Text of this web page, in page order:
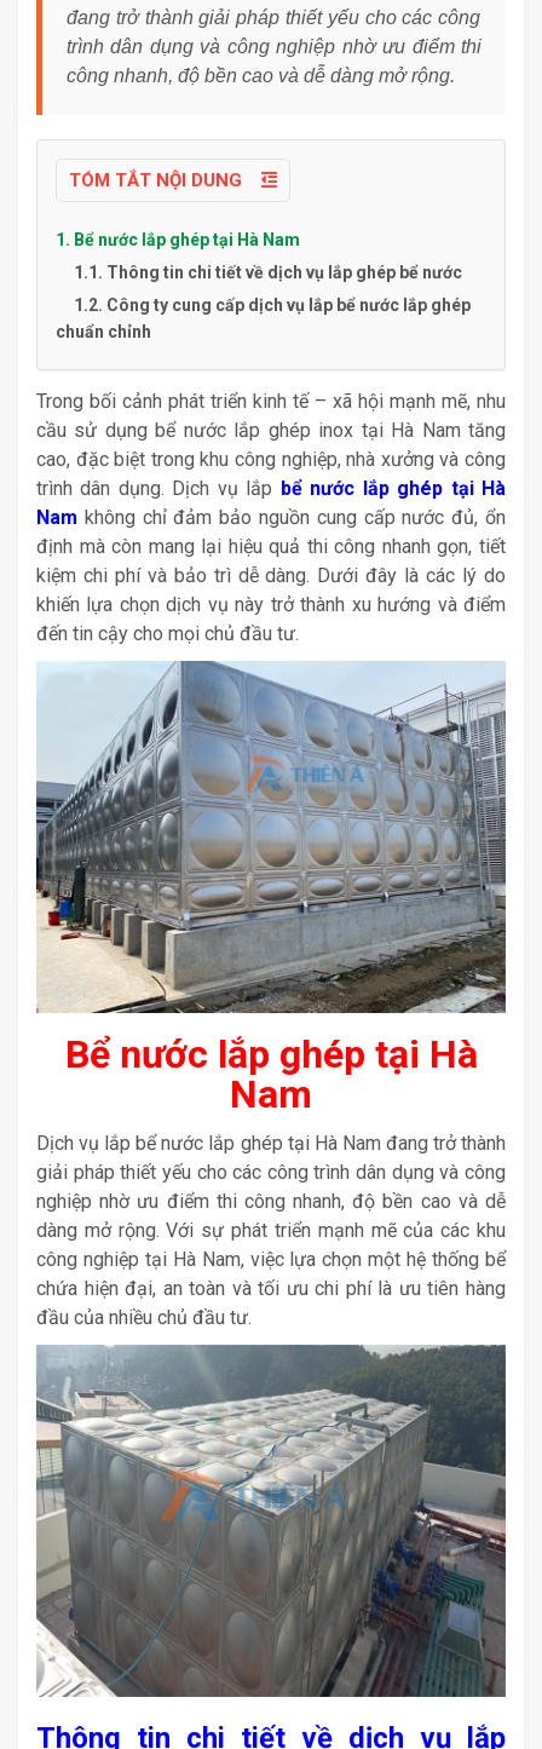
đang trở thành giải pháp thiết yếu cho các công
trình dân dụng và công nghiệp nhờ ưu điểm thi
công nhanh, độ bền cao và dễ dàng mở rộng.
TÓM TẮT NỘI DUNG
1. Bể nước lắp ghép tại Hà Nam
1.1. Thông tin chi tiết về dịch vụ lắp ghép bể nước
1.2. Công ty cung cấp dịch vụ lắp bể nước lắp ghép
chuẩn chỉnh
Trong bối cảnh phát triển kinh tế – xã hội mạnh mẽ, nhu
cầu sử dụng bể nước lắp ghép inox tại Hà Nam tăng
cao, đặc biệt trong khu công nghiệp, nhà xưởng và công
trình dân dụng. Dịch vụ lắp bể nước lắp ghép tại Hà
Nam không chỉ đảm bảo nguồn cung cấp nước đủ, ổn
định mà còn mang lại hiệu quả thi công nhanh gọn, tiết
kiệm chi phí và bảo trì dễ dàng. Dưới đây là các lý do
khiến lựa chọn dịch vụ này trở thành xu hướng và điểm
đến tin cậy cho mọi chủ đầu tư.
Bể nước lắp ghép tại Hà
Nam
Dịch vụ lắp bể nước lắp ghép tại Hà Nam đang trở thành
giải pháp thiết yếu cho các công trình dân dụng và công
nghiệp nhờ ưu điểm thi công nhanh, độ bền cao và dễ
dàng mở rộng. Với sự phát triển mạnh mẽ của các khu
công nghiệp tại Hà Nam, việc lựa chọn một hệ thống bể
chứa hiện đại, an toàn và tối ưu chi phí là ưu tiên hàng
đầu của nhiều chủ đầu tư.
Thông tin chi tiết về dịch vụ lắp